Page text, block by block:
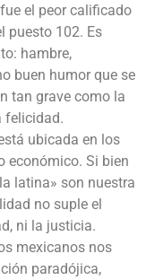
el peor calificado
puesto 102. Es
hambre,
buen humor que se
tan grave como la
felicidad.
ubicada en los
económico. Si bien
latina» son nuestra
no suple el
ni la justicia.
mexicanos nos
paradójica,